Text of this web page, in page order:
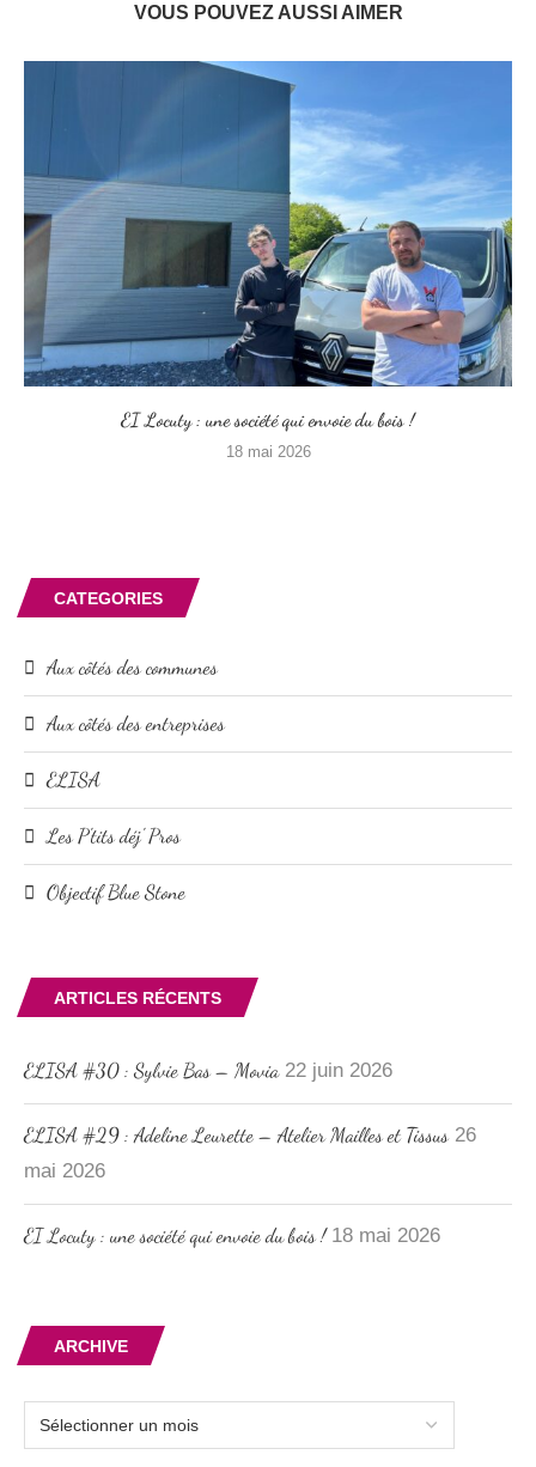
VOUS POUVEZ AUSSI AIMER
EI Locuty : une société qui envoie du bois !
18 mai 2026
CATEGORIES
Aux côtés des communes
Aux côtés des entreprises
ELISA
Les P'tits déj' Pros
Objectif Blue Stone
ARTICLES RÉCENTS
ELISA #30 : Sylvie Bas – Movia 22 juin 2026
ELISA #29 : Adeline Leurette – Atelier Mailles et Tissus 26
mai 2026
EI Locuty : une société qui envoie du bois ! 18 mai 2026
ARCHIVE